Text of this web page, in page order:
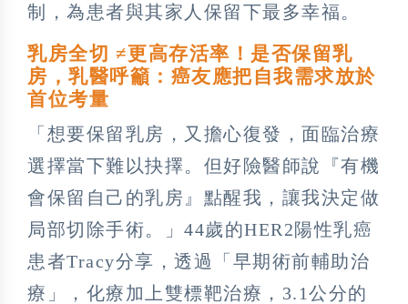
制，為患者與其家人保留下最多幸福。
乳房全切 ≠更高存活率！是否保留乳
房，乳醫呼籲：癌友應把自我需求放於
首位考量
「想要保留乳房，又擔心復發，面臨治療
選擇當下難以抉擇。但好險醫師說『有機
會保留自己的乳房』點醒我，讓我決定做
局部切除手術。」44歲的HER2陽性乳癌
患者Tracy分享，透過「早期術前輔助治
療」，化療加上雙標靶治療，3.1公分的